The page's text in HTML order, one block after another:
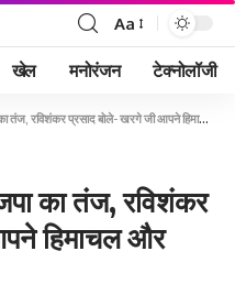
Aa
खेल मनोरंजन टेक्नोलॉजी
प्रसाद बोले- खरगे जी आपने हिमाचल और कर्नाटक में क्यों लिया
का तंज, रविशंकर
हिमाचल और